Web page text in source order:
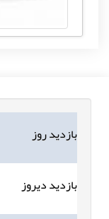
بازدید روز
بازدید دیروز